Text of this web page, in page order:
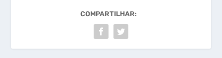
COMPARTILHAR: